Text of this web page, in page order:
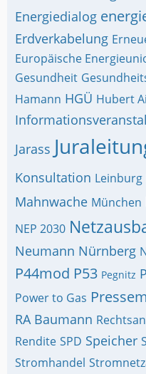
Energiedialog
Erdverkabelung
Europäische
Gesundheit
Hamann HGÜ Hubert
Jarass
Konsultation Leinburg
Mahnwache München
NEP 2030
Neumann Nürnberg
P44mod P53 Pegnitz
Power to Gas
RA Baumann
Rendite SPD Speicher
Stromhandel